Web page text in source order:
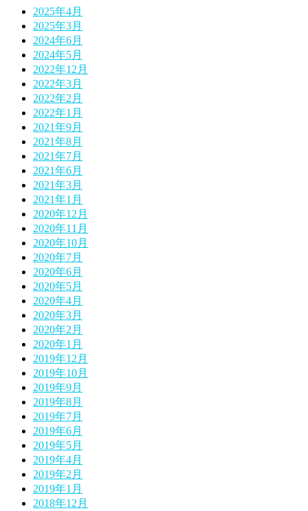
2025年4月
2025年3月
2024年6月
2024年5月
2022年12月
2022年3月
2022年2月
2022年1月
2021年9月
2021年8月
2021年7月
2021年6月
2021年3月
2021年1月
2020年12月
2020年11月
2020年10月
2020年7月
2020年6月
2020年5月
2020年4月
2020年3月
2020年2月
2020年1月
2019年12月
2019年10月
2019年9月
2019年8月
2019年7月
2019年6月
2019年5月
2019年4月
2019年2月
2019年1月
2018年12月